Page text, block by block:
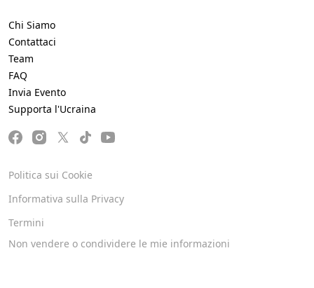
Serbia
Repubblica Dominicana
Ecuador (3)
Venezuela
Chi Siamo
Contattaci
Team
FAQ
Invia Evento
Supporta l'Ucraina
Politica sui Cookie
Informativa sulla Privacy
Termini
Non vendere o condividere le mie informazioni